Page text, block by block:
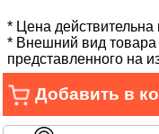
* Цена действительна
* Внешний вид товара
представленного на
Добавить в